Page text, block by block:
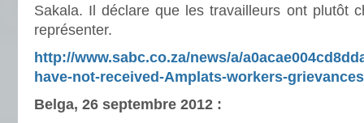
Sakala. Il déclare que les travailleurs ont plutôt
représenter.
http://www.sabc.co.za/news/a/
have-not-received-Amplats-workers-
Belga, 26 septembre 2012 :